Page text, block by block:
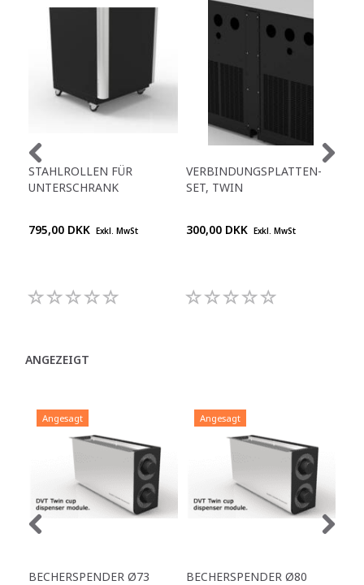
STAHLROLLEN FÜR
UNTERSCHRANK
795,00 DKK Exkl. MwSt
VERBINDUNGSPLATTEN-
SET, TWIN
300,00 DKK Exkl. MwSt
ANGEZEIGT
Angesagt
BECHERSPENDER Ø73
Angesagt
BECHERSPENDER Ø80